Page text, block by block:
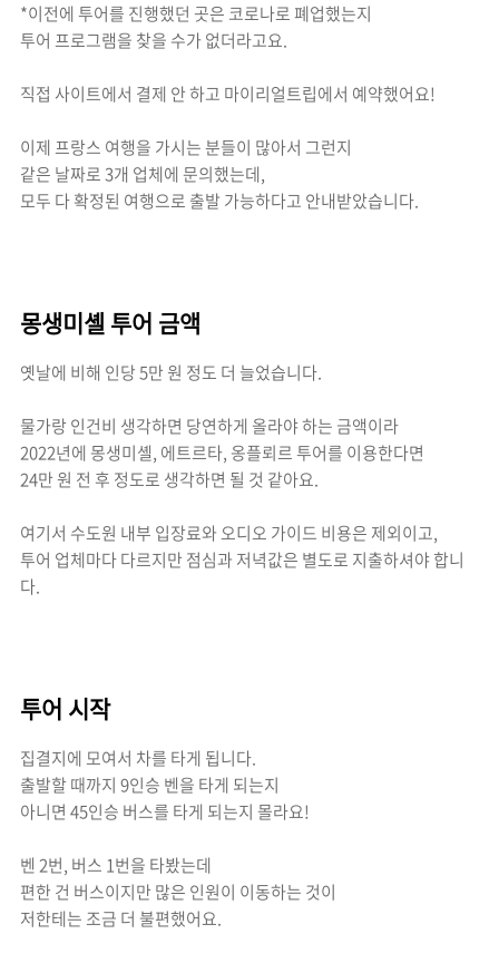
*이전에 투어를 진행했던 곳은 코로나로 폐업했는지
투어 프로그램을 찾을 수가 없더라고요.
직접 사이트에서 결제 안 하고 마이리얼트립에서 예약했어요!
이제 프랑스 여행을 가시는 분들이 많아서 그런지
같은 날짜로 3개 업체에 문의했는데,
모두 다 확정된 여행으로 출발 가능하다고 안내받았습니다.
몽생미셸 투어 금액
옛날에 비해 인당 5만 원 정도 더 늘었습니다.
물가랑 인건비 생각하면 당연하게 올라야 하는 금액이라
2022년에 몽생미셸, 에트르타, 옹플뢰르 투어를 이용한다면
24만 원 전 후 정도로 생각하면 될 것 같아요.
여기서 수도원 내부 입장료와 오디오 가이드 비용은 제외이고,
투어 업체마다 다르지만 점심과 저녁값은 별도로 지출하셔야 합니
다.
투어 시작
집결지에 모여서 차를 타게 됩니다.
출발할 때까지 9인승 벤을 타게 되는지
아니면 45인승 버스를 타게 되는지 몰라요!
벤 2번, 버스 1번을 타봤는데
편한 건 버스이지만 많은 인원이 이동하는 것이
저한테는 조금 더 불편했어요.